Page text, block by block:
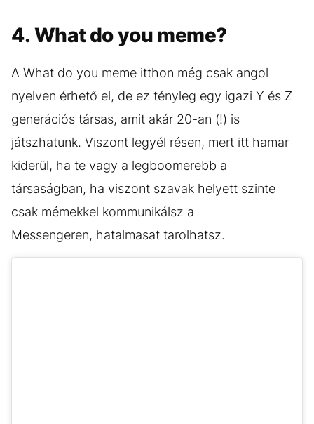
4. What do you meme?
A What do you meme itthon még csak angol
nyelven érhető el, de ez tényleg egy igazi Y és Z
generációs társas, amit akár 20-an (!) is
játszhatunk. Viszont legyél résen, mert itt hamar
kiderül, ha te vagy a legboomerebb a
társaságban, ha viszont szavak helyett szinte
csak mémekkel kommunikálsz a
Messengeren, hatalmasat tarolhatsz.